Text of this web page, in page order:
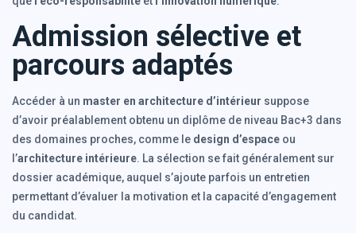
Admission sélective et
parcours adaptés
Accéder à un master en architecture d’intérieur suppose
d’avoir préalablement obtenu un diplôme de niveau Bac+3 dans
des domaines proches, comme le design d’espace ou
l’architecture intérieure. La sélection se fait généralement sur
dossier académique, auquel s’ajoute parfois un entretien
permettant d’évaluer la motivation et la capacité d’engagement
du candidat.